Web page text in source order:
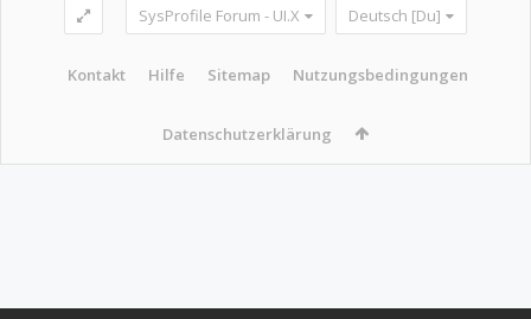
SysProfile Forum - UI.X Deutsch [Du]
Kontakt Hilfe Sitemap Nutzungsbedingungen
Datenschutzerklärung